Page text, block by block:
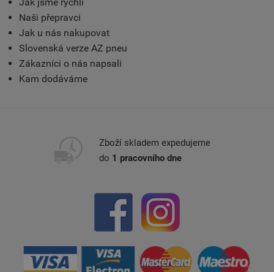
Naši přepravci
Jak u nás nakupovat
Slovenská verze AZ pneu
Zákazníci o nás napsali
Kam dodáváme
Zboží skladem expedujeme
do 1 pracovního dne